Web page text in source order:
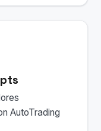
AutoTrading